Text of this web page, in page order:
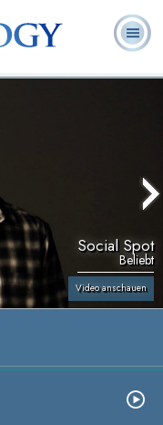
Social Spot
Beliebt
Video anschauen